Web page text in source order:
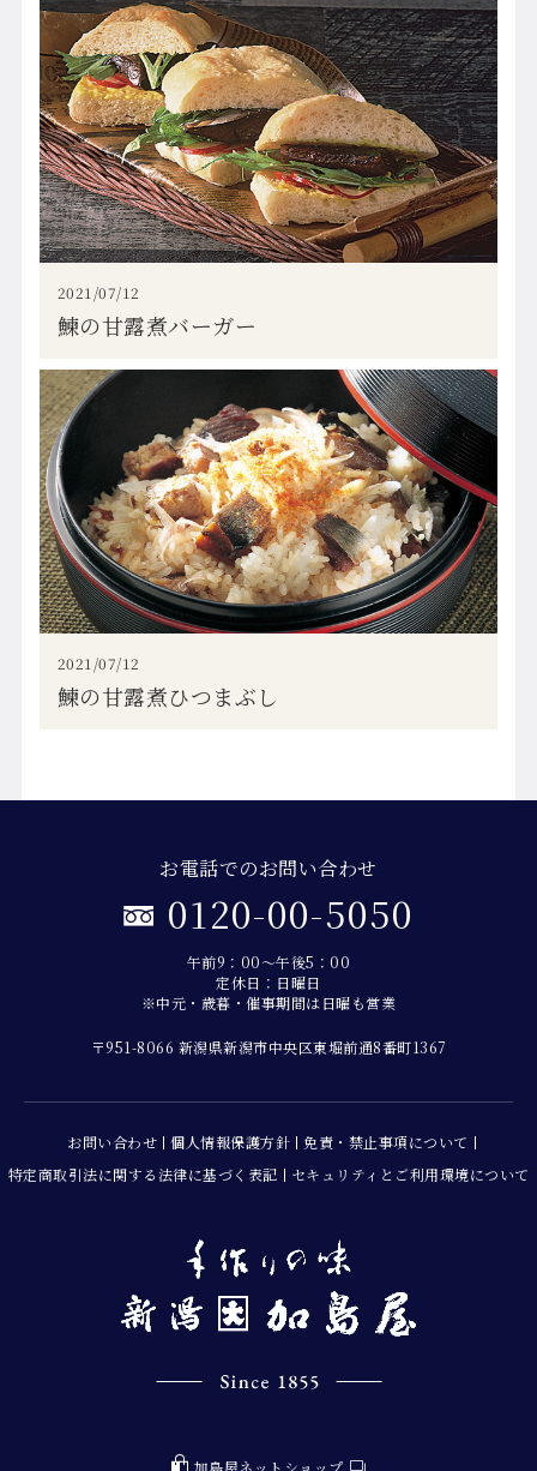
2021/07/12
鰊の甘露煮バーガー
2021/07/12
鰊の甘露煮ひつまぶし
お電話でのお問い合わせ
0120-00-5050
午前9：00～午後5：00
定休日：日曜日
※中元・歳暮・催事期間は日曜も営業
〒951-8066 新潟県新潟市中央区東堀前通8番町1367
お問い合わせ 個人情報保護方針
免責・禁止事項について
特定商取引法に関する法律に基づく表記
セキュリティとご利用環境について